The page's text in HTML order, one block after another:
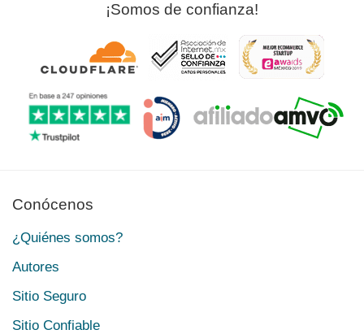
¡Somos de confianza!
Conócenos
¿Quiénes somos?
Autores
Sitio Seguro
Sitio Confiable